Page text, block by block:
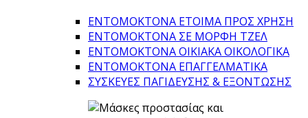
ΕΝΤΟΜΟΚΤΟΝΑ ΕΤΟΙΜΑ ΠΡΟΣ ΧΡΗΣΗ
ΕΝΤΟΜΟΚΤΟΝΑ ΣΕ ΜΟΡΦΗ ΤΖΕΛ
ΕΝΤΟΜΟΚΤΟΝΑ ΟΙΚΙΑΚΑ ΟΙΚΟΛΟΓΙΚΑ
ΕΝΤΟΜΟΚΤΟΝΑ ΕΠΑΓΓΕΛΜΑΤΙΚΑ
ΣΥΣΚΕΥΕΣ ΠΑΓΙΔΕΥΣΗΣ & ΕΞΟΝΤΩΣΗΣ